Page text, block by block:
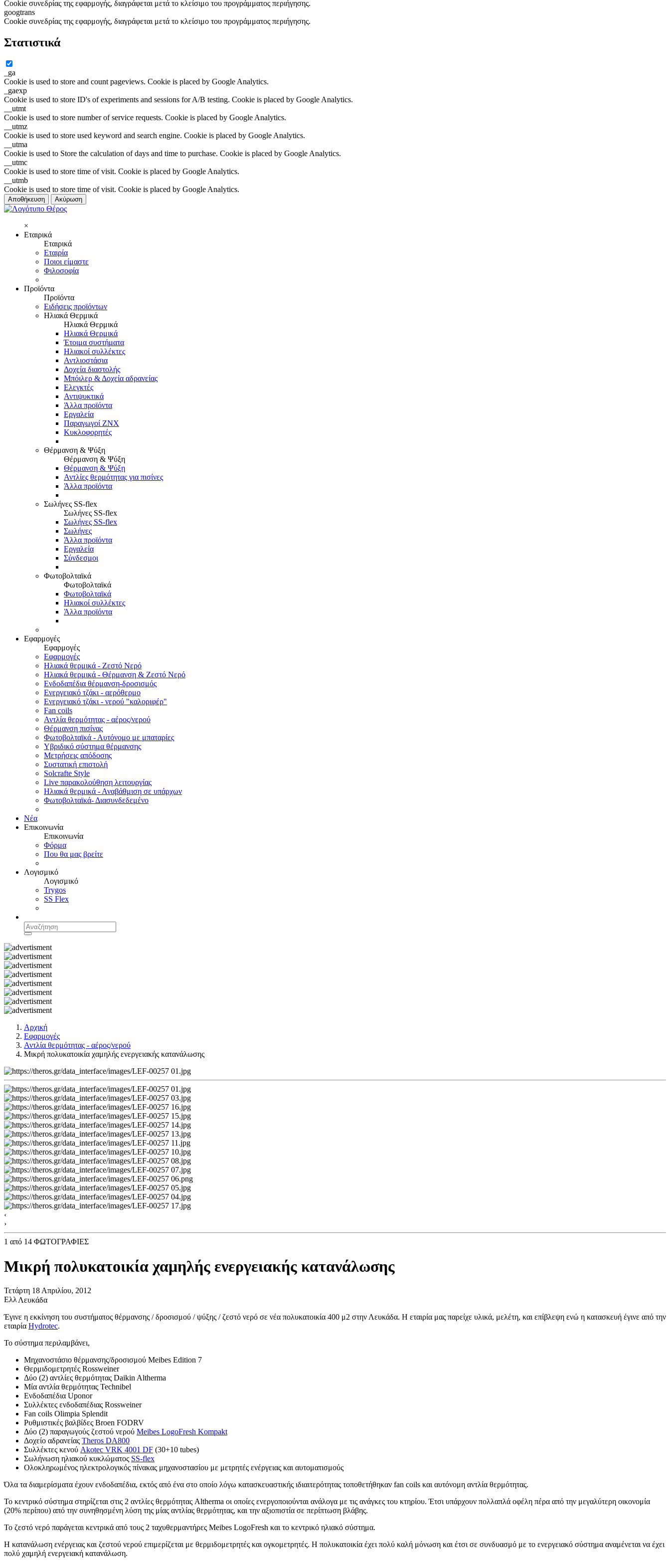
Cookie συνεδρίας της εφαρμογής, διαγράφεται μετά το κλείσιμο του προγράμματος περιήγησης.
googtrans
Cookie συνεδρίας της εφαρμογής, διαγράφεται μετά το κλείσιμο του προγράμματος περιήγησης.
Στατιστικά
_ga
Cookie is used to store and count pageviews. Cookie is placed by Google Analytics.
_gaexp
Cookie is used to store ID's of experiments and sessions for A/B testing. Cookie is placed by Google Analytics.
__utmt
Cookie is used to store number of service requests. Cookie is placed by Google Analytics.
__utmz
Cookie is used to store used keyword and search engine. Cookie is placed by Google Analytics.
__utma
Cookie is used to Store the calculation of days and time to purchase. Cookie is placed by Google Analytics.
__utmc
Cookie is used to store time of visit. Cookie is placed by Google Analytics.
__utmb
Cookie is used to store time of visit. Cookie is placed by Google Analytics.
Αποθήκευση Ακύρωση
×
Εταιρικά
Εταιρικά
Εταιρία
Ποιοι είμαστε
Φιλοσοφία
Προϊόντα
Προϊόντα
Ειδήσεις προϊόντων
Ηλιακά Θερμικά
Ηλιακά Θερμικά
Ηλιακά Θερμικά
Έτοιμα συστήματα
Ηλιακοί συλλέκτες
Αντλιοστάσια
Δοχεία διαστολής
Μπόιλερ & Δοχεία αδρανείας
Ελεγκτές
Αντιψυκτικά
Άλλα προϊόντα
Εργαλεία
Παραγωγοί ΖΝΧ
Κυκλοφορητές
Θέρμανση & Ψύξη
Θέρμανση & Ψύξη
Θέρμανση & Ψύξη
Αντλίες θερμότητας για πισίνες
Άλλα προϊόντα
Σωλήνες SS-flex
Σωλήνες SS-flex
Σωλήνες SS-flex
Σωλήνες
Άλλα προϊόντα
Εργαλεία
Σύνδεσμοι
Φωτοβολταϊκά
Φωτοβολταϊκά
Φωτοβολταϊκά
Ηλιακοί συλλέκτες
Άλλα προϊόντα
Εφαρμογές
Εφαρμογές
Εφαρμογές
Ηλιακά θερμικά - Ζεστό Νερό
Ηλιακά θερμικά - Θέρμανση & Ζεστό Νερό
Ενδοδαπέδια θέρμανση-δροσισμός
Ενεργειακό τζάκι - αερόθερμο
Ενεργειακό τζάκι - νερού "καλοριφέρ"
Fan coils
Αντλία θερμότητας - αέρος/νερού
Θέρμανση πισίνας
Φωτοβολταϊκά - Αυτόνομο με μπαταρίες
Υβριδικό σύστημα θέρμανσης
Μετρήσεις απόδοσης
Συστατική επιστολή
Solcrafte Style
Live παρακολούθηση λειτουργίας
Ηλιακά θερμικά - Αναβάθμιση σε υπάρχων
Φωτοβολταϊκά- Διασυνδεδεμένο
Νέα
Επικοινωνία
Επικοινωνία
Φόρμα
Που θα μας βρείτε
Λογισμικό
Λογισμικό
Trygos
SS Flex
Αρχική
Εφαρμογές
Αντλία θερμότητας - αέρος/νερού
Μικρή πολυκατοικία χαμηλής ενεργειακής κατανάλωσης
‹
›
1 από 14 ΦΩΤΟΓΡΑΦΙΕΣ
Μικρή πολυκατοικία χαμηλής ενεργειακής κατανάλωσης
Τετάρτη 18 Απριλίου, 2012
Λευκάδα
Έγινε η εκκίνηση του συστήματος θέρμανσης / δροσισμού / ψύξης / ζεστό νερό σε νέα πολυκατοικία 400 μ2 στην Λευκάδα. Η εταιρία μας παρείχε υλικά, μελέτη, και επίβλεψη ενώ η κατασκευή έγινε από την
εταιρία Hydrotec.
Το σύστημα περιλαμβάνει,
Μηχανοστάσιο θέρμανσης/δροσισμού Meibes Edition 7
Θερμιδομετρητές Rossweiner
Δύο (2) αντλίες θερμότητας Daikin Altherma
Μία αντλία θερμότητας Technibel
Ενδοδαπέδια Uponor
Συλλέκτες ενδοδαπέδιας Rossweiner
Fan coils Olimpia Splendit
Ρυθμιστικές βαλβίδες Broen FODRV
Δύο (2) παραγωγούς ζεστού νερού Meibes LogoFresh Kompakt
Δοχείο αδρανείας Theros DA800
Συλλέκτες κενού Akotec VRK 4001 DF (30+10 tubes)
Σωλήνωση ηλιακού κυκλώματος SS-flex
Ολοκληρωμένος ηλεκτρολογικός πίνακας μηχανοστασίου με μετρητές ενέργειας και αυτοματισμούς
Όλα τα διαμερίσματα έχουν ενδοδαπέδια, εκτός από ένα στο οποίο λόγω κατασκευαστικής ιδιαιτερότητας τοποθετήθηκαν fan coils και αυτόνομη αντλία θερμότητας.
Το κεντρικό σύστημα στηρίζεται στις 2 αντλίες θερμότητας Altherma οι οποίες ενεργοποιούνται ανάλογα με τις ανάγκες του κτηρίου. Έτσι υπάρχουν πολλαπλά οφέλη πέρα από την μεγαλύτερη οικονομία
(20% περίπου) από την συνηθησμένη λύση της μίας αντλίας θερμότητας, και την αξιοπιστία σε περίπτωση βλάβης.
Το ζεστό νερό παράγεται κεντρικά από τους 2 ταχυθερμαντήρες Meibes LogoFresh και το κεντρικό ηλιακό σύστημα.
Η κατανάλωση ενέργειας και ζεστού νερού επιμερίζεται με θερμιδομετρητές και ογκομετρητές. Η πολυκατοικία έχει πολύ καλή μόνωση και έτσι σε συνδυασμό με το ενεργειακό σύστημα αναμένεται να έχει
πολύ χαμηλή ενεργειακή κατανάλωση.